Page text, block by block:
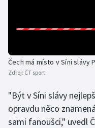
Judo
Krasobruslení
Lezení
Čech má místo v Síni slávy
Zdroj: ČT sport
"Být v Síni slávy
opravdu něco
sami fanoušci," uvedl